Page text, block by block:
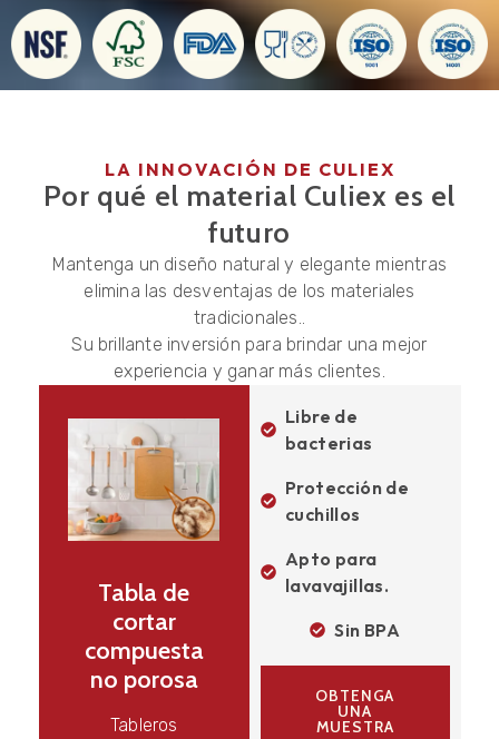
LA INNOVACIÓN DE CULIEX
Por qué el material Culiex es el
futuro
Mantenga un diseño natural y elegante mientras
elimina las desventajas de los materiales
tradicionales..
Su brillante inversión para brindar una mejor
experiencia y ganar más clientes.
Tabla de
cortar
compuesta
no porosa
Tableros
Libre de
bacterias
Protección de
cuchillos
Apto para
lavavajillas.
Sin BPA
OBTENGA
UNA
MUESTRA